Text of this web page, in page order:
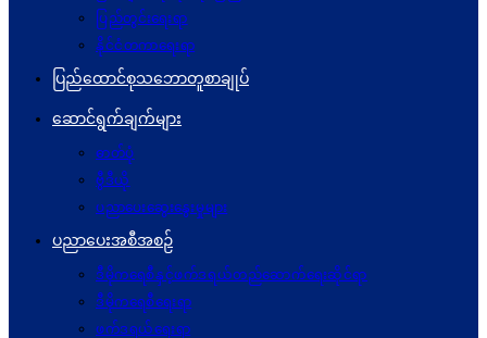
ပြည်တွင်းရေးရာ
နိုင်ငံတကာရေးရာ
ပြည်ထောင်စုသဘောတူစာချုပ်
ဆောင်ရွက်ချက်များ
ဓာတ်ပုံ
ဗွီဒီယို
ပညာပေးဆွေးနွေးမှုများ
ပညာပေးအစီအစဉ်
ဒီမိုကရေစီနှင့်ဖက်ဒရယ်တည်ဆောက်ရေးဆိုင်ရာ
ဒီမိုကရေစီရေးရာ
ဖက်ဒရယ်ရေးရာ